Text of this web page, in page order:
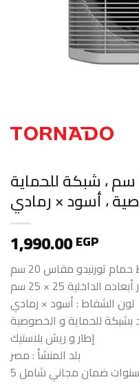
شفاط حمام تورنيدو ، 20 سم ، شبكة للحماية
1,990.00EGP
تورنيدو مقاس 20 سم
الداخلية 25 × 25 سم
لون الشفاط : أسود × رمادي
بشبكة للحماية و الخصوصية
إطار و ريش بلاستيك
بلد المنشأ : مصر
5 سنوات ضمان مجاني شامل